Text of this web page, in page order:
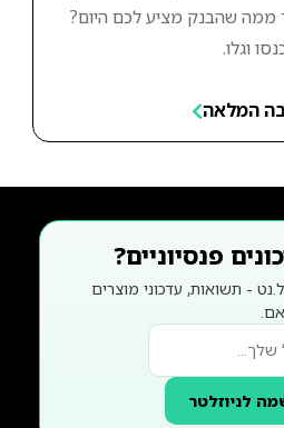
ממה שהבנק מציע לכם היום?
וגלו.
המלאה
פנסיוניים?
- תשואות, עדכוני מוצרים
לניוזלטר